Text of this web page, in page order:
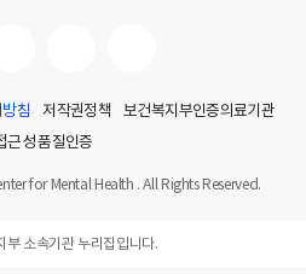
침 저작권정책
보건복지부인증의료기관
근성 품질인증
for Mental Health . All Rights Reserved.
부 소속기관 누리집입니다.